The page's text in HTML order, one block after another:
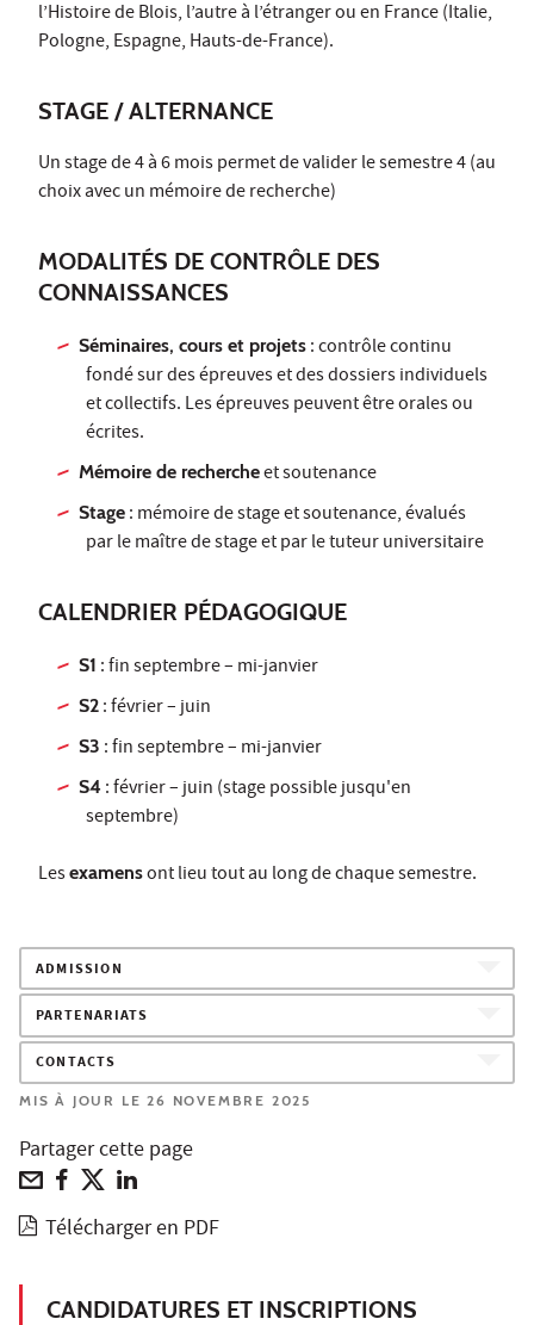
l’Histoire de Blois, l’autre à l’étranger ou en France (Italie,
Pologne, Espagne, Hauts-de-France).
STAGE / ALTERNANCE
Un stage de 4 à 6 mois permet de valider le semestre 4 (au
choix avec un mémoire de recherche)
MODALITÉS DE CONTRÔLE DES
CONNAISSANCES
Séminaires, cours et projets : contrôle continu
fondé sur des épreuves et des dossiers individuels
et collectifs. Les épreuves peuvent être orales ou
écrites.
Mémoire de rechercheet soutenance
Stage : mémoire de stage et soutenance, évalués
par le maître de stage et par le tuteur universitaire
CALENDRIER PÉDAGOGIQUE
S1 : fin septembre – mi-janvier
S2 : février – juin
S3 : fin septembre – mi-janvier
S4 : février – juin (stage possible jusqu'en
septembre)
Lesexamensont lieu tout au long de chaque semestre.
ADMISSION
PARTENARIATS
CONTACTS
MIS À JOUR LE 26 NOVEMBRE 2025
Partager cette page
Télécharger en PDF
CANDIDATURES ET INSCRIPTIONS